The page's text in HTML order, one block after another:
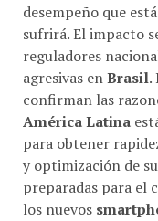
desempeño que
sufrirá. El impacto
reguladores
agresivas enBrasil.
confirman las
América Latina
para obtener
y optimización de
preparadas para el
los nuevos